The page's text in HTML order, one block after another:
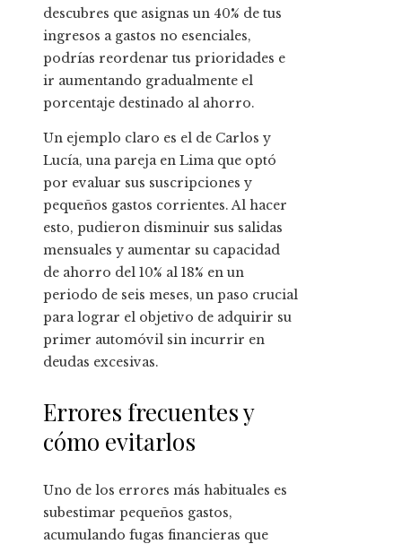
descubres que asignas un 40% de tus
ingresos a gastos no esenciales,
podrías reordenar tus prioridades e
ir aumentando gradualmente el
porcentaje destinado al ahorro.
Un ejemplo claro es el de Carlos y
Lucía, una pareja en Lima que optó
por evaluar sus suscripciones y
pequeños gastos corrientes. Al hacer
esto, pudieron disminuir sus salidas
mensuales y aumentar su capacidad
de ahorro del 10% al 18% en un
periodo de seis meses, un paso crucial
para lograr el objetivo de adquirir su
primer automóvil sin incurrir en
deudas excesivas.
Errores frecuentes y
cómo evitarlos
Uno de los errores más habituales es
subestimar pequeños gastos,
acumulando fugas financieras que